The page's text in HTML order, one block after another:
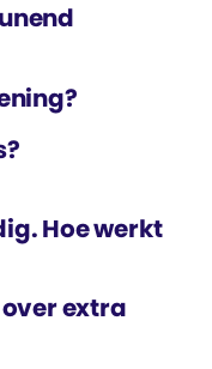
Hoe werkt
extra